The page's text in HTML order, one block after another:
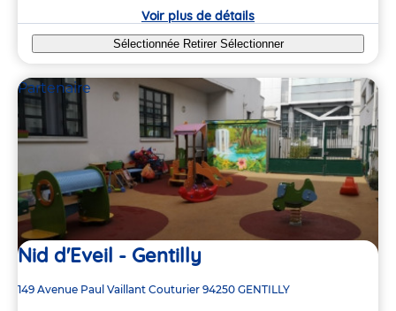
Voir plus de détails
Sélectionnée Retirer Sélectionner
Partenaire
Nid d'Eveil - Gentilly
Adresse
149 Avenue Paul Vaillant Couturier 94250 GENTILLY